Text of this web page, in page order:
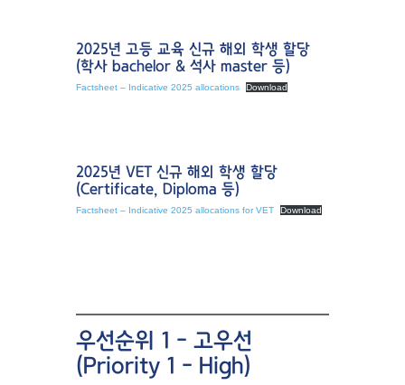
2025년 고등 교육 신규 해외 학생 할당
(학사 bachelor & 석사 master 등)
Factsheet – Indicative 2025 allocations Download
2025년 VET 신규 해외 학생 할당
(Certificate, Diploma 등)
Factsheet – Indicative 2025 allocations for VET Download
우선순위 1 – 고우선
(Priority 1 – High)